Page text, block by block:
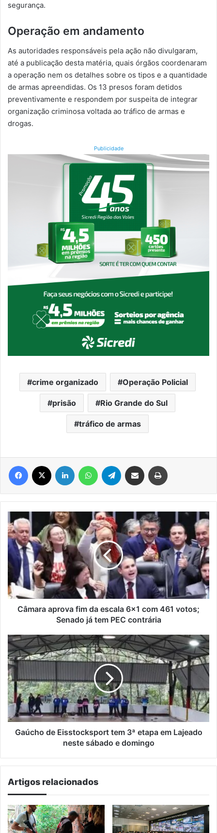
segurança.
Operação em andamento
As autoridades responsáveis pela ação não divulgaram,
até a publicação desta matéria, quais órgãos coordenaram
a operação nem os detalhes sobre os tipos e a quantidade
de armas apreendidas. Os 13 presos foram detidos
preventivamente e respondem por suspeita de integrar
organização criminosa voltada ao tráfico de armas e
drogas.
Publicidade
crime organizado Operação Policial
prisão Rio Grande do Sul
tráfico de armas
Facebook Linkedin WhatsAppTelegram Compartilhar via e-mail
Câmara
aprova
fim
da
escala
6×1
com
461
votos;
Senado
PEC
contrária
Câmara aprova fim da escala 6×1 com 461 votos;
Senado já tem PEC contrária
Gaúcho
de
Eisstocksport
tem
3ª
etapa
em
Lajeado
neste
sábado
Gaúcho de Eisstocksport tem 3ª etapa em Lajeado
neste sábado e domingo
Artigos relacionados